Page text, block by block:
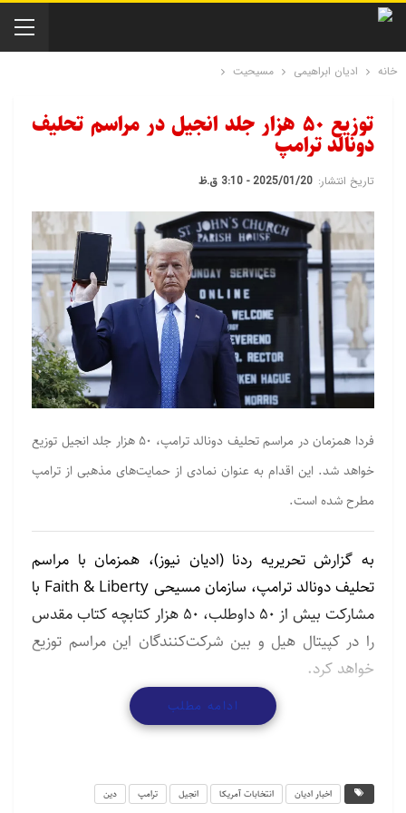
خانه ادیان ابراهیمی مسیحیت
توزیع ۵۰ هزار جلد انجیل در مراسم تحلیف
دونالد ترامپ
تاریخ انتشار: 2025/01/20 - 3:10 ق.ظ
فردا همزمان در مراسم تحلیف دونالد ترامپ، ۵۰ هزار جلد انجیل توزیع
خواهد شد. این اقدام به عنوان نمادی از حمایت‌های مذهبی از ترامپ
مطرح شده است.
به گزارش تحریریه ردنا (ادیان نیوز)، همزمان با مراسم
تحلیف دونالد ترامپ، سازمان مسیحی Faith & Liberty با
مشارکت بیش از ۵۰ داوطلب، ۵۰ هزار کتابچه کتاب مقدس
را در کپیتال هیل و بین شرکت‌کنندگان این مراسم توزیع
خواهد کرد.
کمتری…
ادامه مطلب
اخبار ادیان انتخابات آمریکا انجیل ترامپ دین